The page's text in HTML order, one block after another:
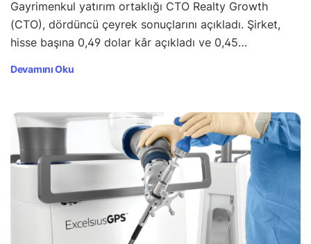
Gayrimenkul yatırım ortaklığı CTO Realty Growth
(CTO), dördüncü çeyrek sonuçlarını açıkladı. Şirket,
hisse başına 0,49 dolar kâr açıkladı ve 0,45…
Devamını Oku